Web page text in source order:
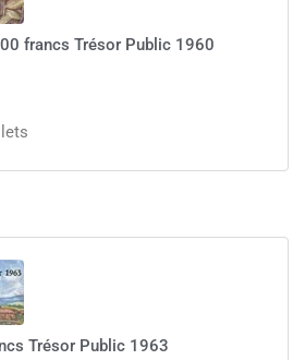
francs Trésor Public 1960
Trésor Public 1963